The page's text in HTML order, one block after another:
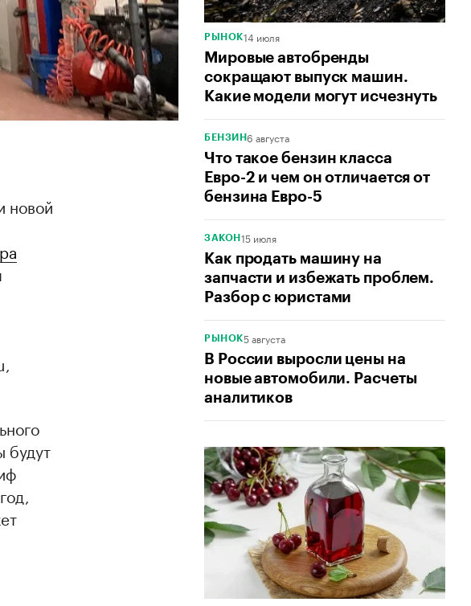
РЫНОК14 июля
Мировые автобренды
сокращают выпуск машин.
Какие модели могут исчезнуть
БЕНЗИН6 августа
Что такое бензин класса
Евро-2 и чем он отличается от
бензина Евро-5
ЗАКОН 15 июля
Как продать машину на
запчасти и избежать проблем.
Разбор с юристами
РЫНОК5 августа
В России выросли цены на
новые автомобили. Расчеты
аналитиков
новой
будут